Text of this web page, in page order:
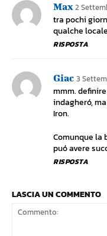
Max 2
tra pochi
qualche
RISPOSTA
Giac 3
mmm.
indagheró,
Iron.
Comunque la
puó avere
RISPOSTA
LASCIA UN COMMENTO